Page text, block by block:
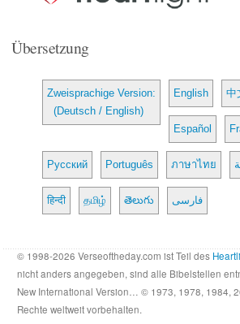
Übersetzung
Zweisprachige Version:
(Deutsch / English)
English 中
Español
Русский Português ภาษาไทย
हिन्दी தமிழ் తెలుగు فارسی
© 1998-2026 Verseoftheday.com ist Teil des
nicht anders angegeben, sind alle Bibelstellen
New International Version… © 1973, 1978, 1984,
Rechte weltweit vorbehalten.